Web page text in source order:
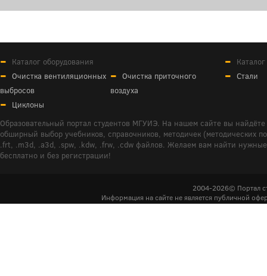
Каталог оборудования
Очистка вентиляционных
выбросов
Очистка приточного
воздуха
Циклоны
Стали
Образовательный портал студентов МГУИЭ. На нашем сайте вы
обширный выбор учебников, справочников, методичек (методических
.frt, .m3d, .a3d, .spw, .kdw, .frw, .cdw файлов. Желаем вам найти
бесплатно и без регистрации!
2004-2026© Портал
Информация на сайте не является публичной